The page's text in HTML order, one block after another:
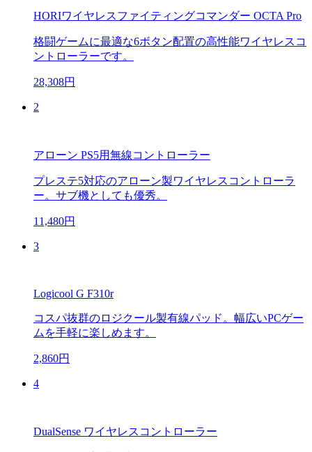
HORIワイヤレスファイティングコマンダー OCTA Pro
格闘ゲームに最適な6ボタン配置の高性能ワイヤレスコ
ントローラーです。
28,308円
2
アローン PS5用無線コントローラー
プレステ5対応のアローン製ワイヤレスコントローラ
ー。サブ機としても優秀。
11,480円
3
Logicool G F310r
コスパ抜群のロジクール製有線パッド。幅広いPCゲー
ムを手軽に楽しめます。
2,860円
4
DualSense ワイヤレスコントローラー